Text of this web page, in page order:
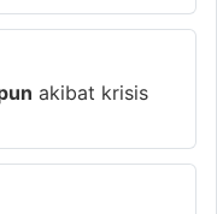
akibat krisis